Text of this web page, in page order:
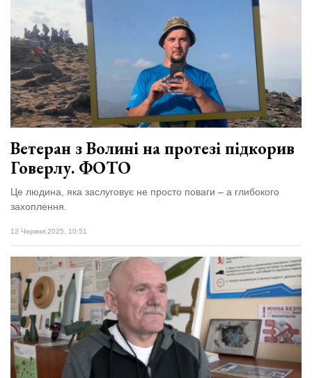
Ветеран з Волині на протезі підкорив
Говерлу. ФОТО
Це людина, яка заслуговує не просто поваги – а глибокого
захоплення.
12 Червня 2025, 10:51